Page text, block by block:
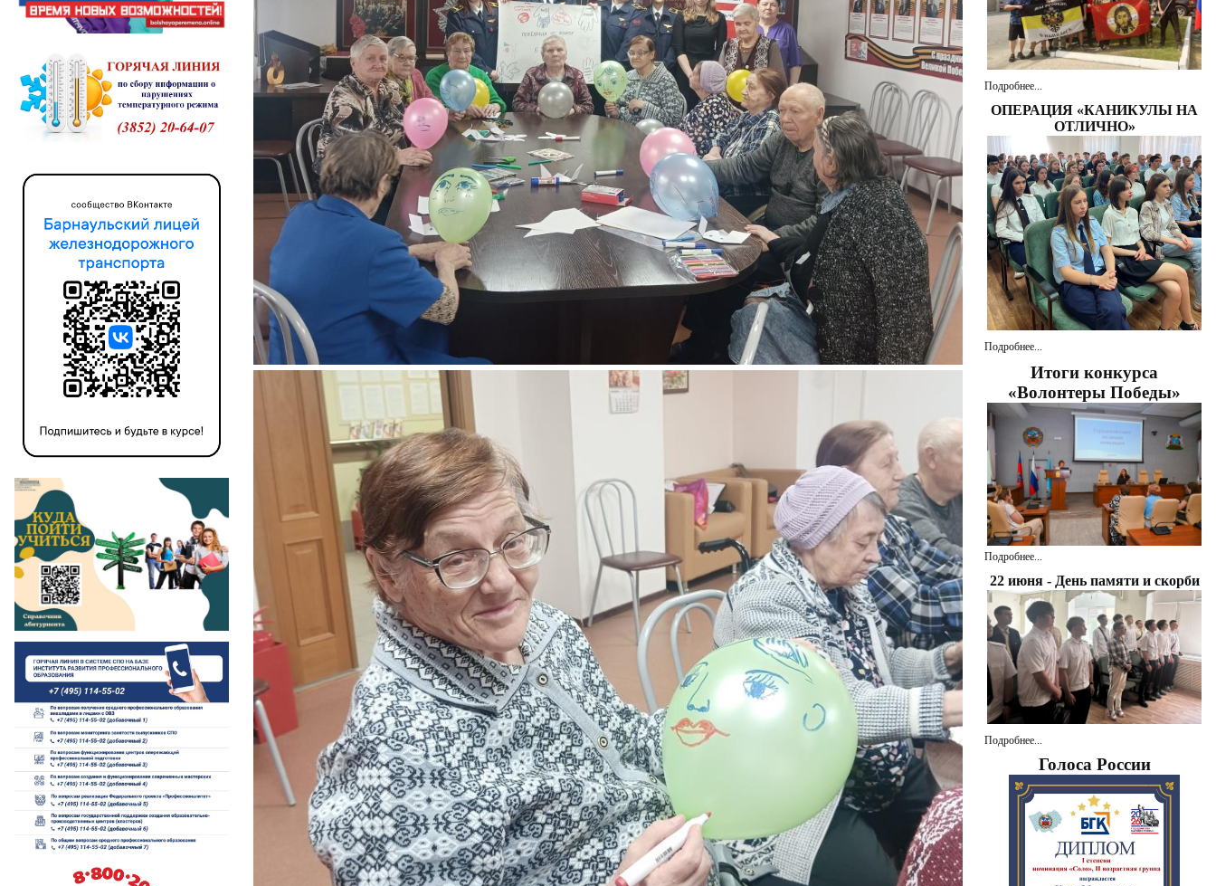
Подробнее...
ОПЕРАЦИЯ «КАНИКУЛЫ НА
ОТЛИЧНО»
Подробнее...
Итоги конкурса
«Волонтеры Победы»
Подробнее...
22 июня - День памяти и скорби
Подробнее...
Голоса России